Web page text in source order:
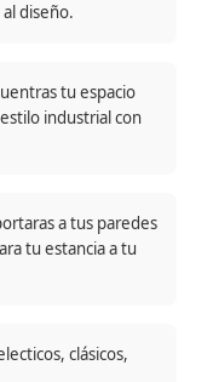
diseño.
tu espacio
industrial con
a tus paredes
tu estancia a tu
clásicos,